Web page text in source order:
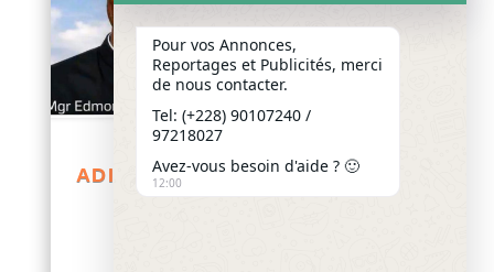
ADIUTORES GAUDII VESTRI » :
Pour vos Annonces,
Reportages et Publicités, merci
de nous contacter.
Tel: (+228) 90107240 /
97218027
Avez-vous besoin d'aide ? 🙂
12:00